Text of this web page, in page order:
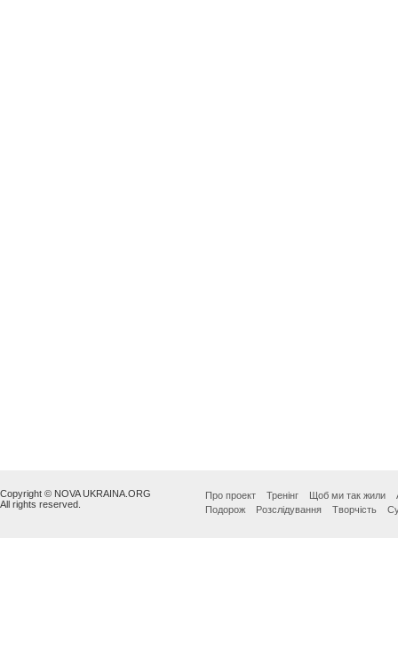
Copyright © NOVA UKRAINA.ORG
All rights reserved.
Про проект Тренінг Щоб ми так жили
Подорож
Розслідування Творчість